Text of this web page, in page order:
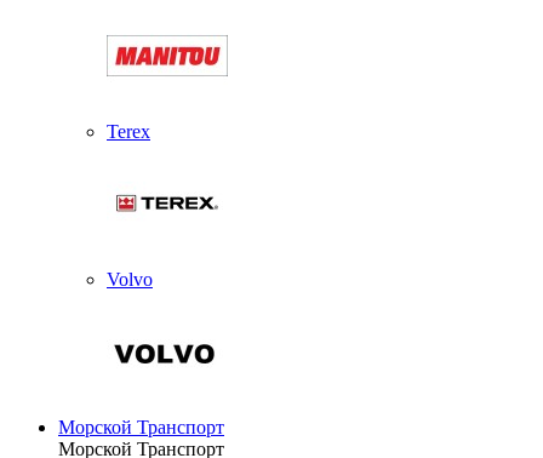
Terex
Volvo
Морской Транспорт
Морской Транспорт